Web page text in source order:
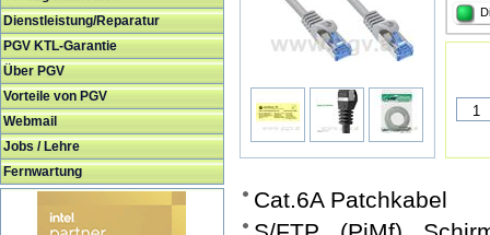
Dienstleistung/Reparatur
PGV KTL-Garantie
Über PGV
Vorteile von PGV
Webmail
Jobs / Lehre
Fernwartung
Cat.6A Patchkabel